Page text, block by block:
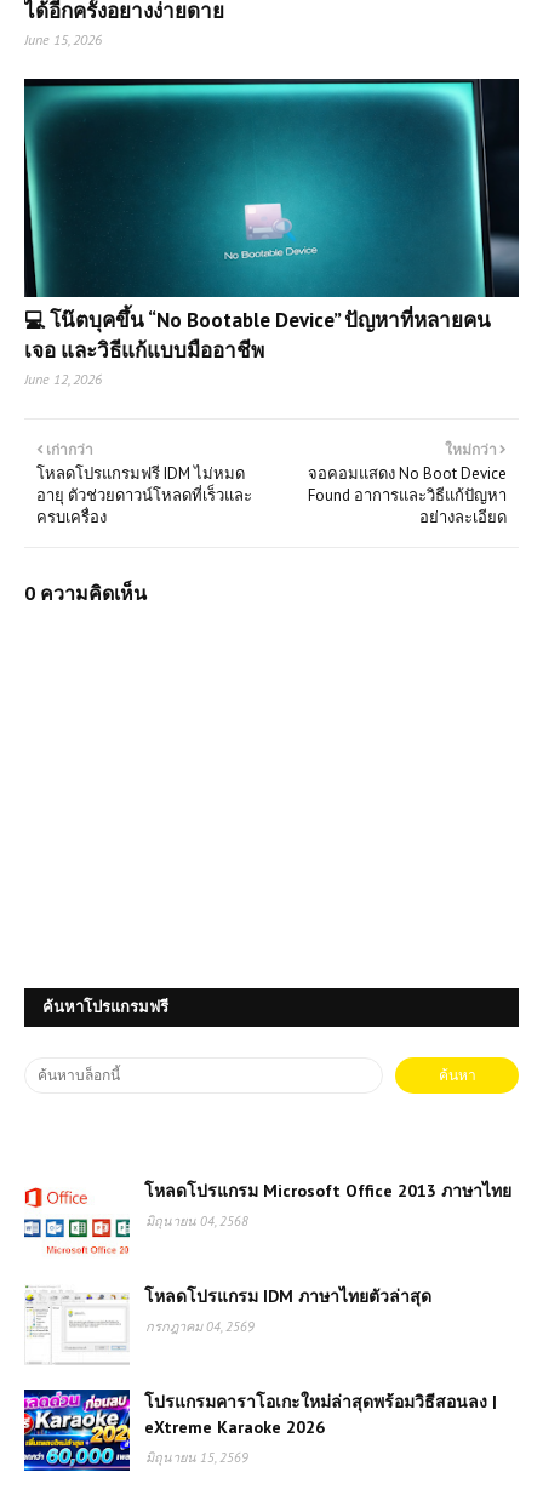
ได้อีกครั้งอยางง่ายดาย
June 15, 2026
💻 โน๊ตบุคขึ้น “No Bootable Device” ปัญหาที่หลายคน
เจอ และวิธีแก้แบบมืออาชีพ
June 12, 2026
ใหม่กว่า
จอคอมแสดง No Boot Device
Found อาการและวิธีแก้ปัญหา
อย่างละเอียด
เก่ากว่า
โหลดโปรแกรมฟรี IDM ไม่หมด
อายุ ตัวช่วยดาวน์โหลดที่เร็วและ
ครบเครื่อง
0 ความคิดเห็น
ค้นหาโปรแกรมฟรี
โหลดโปรแกรม Microsoft Office 2013 ภาษาไทย
มิถุนายน 04, 2568
โหลดโปรแกรม IDM ภาษาไทยตัวล่าสุด
กรกฎาคม 04, 2569
โปรแกรมคาราโอเกะใหม่ล่าสุดพร้อมวิธีสอนลง |
eXtreme Karaoke 2026
มิถุนายน 15, 2569